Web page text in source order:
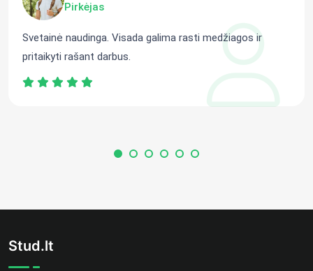
Pirkėjas
Svetainė naudinga. Visada galima rasti medžiagos ir
pritaikyti rašant darbus.
Stud.lt